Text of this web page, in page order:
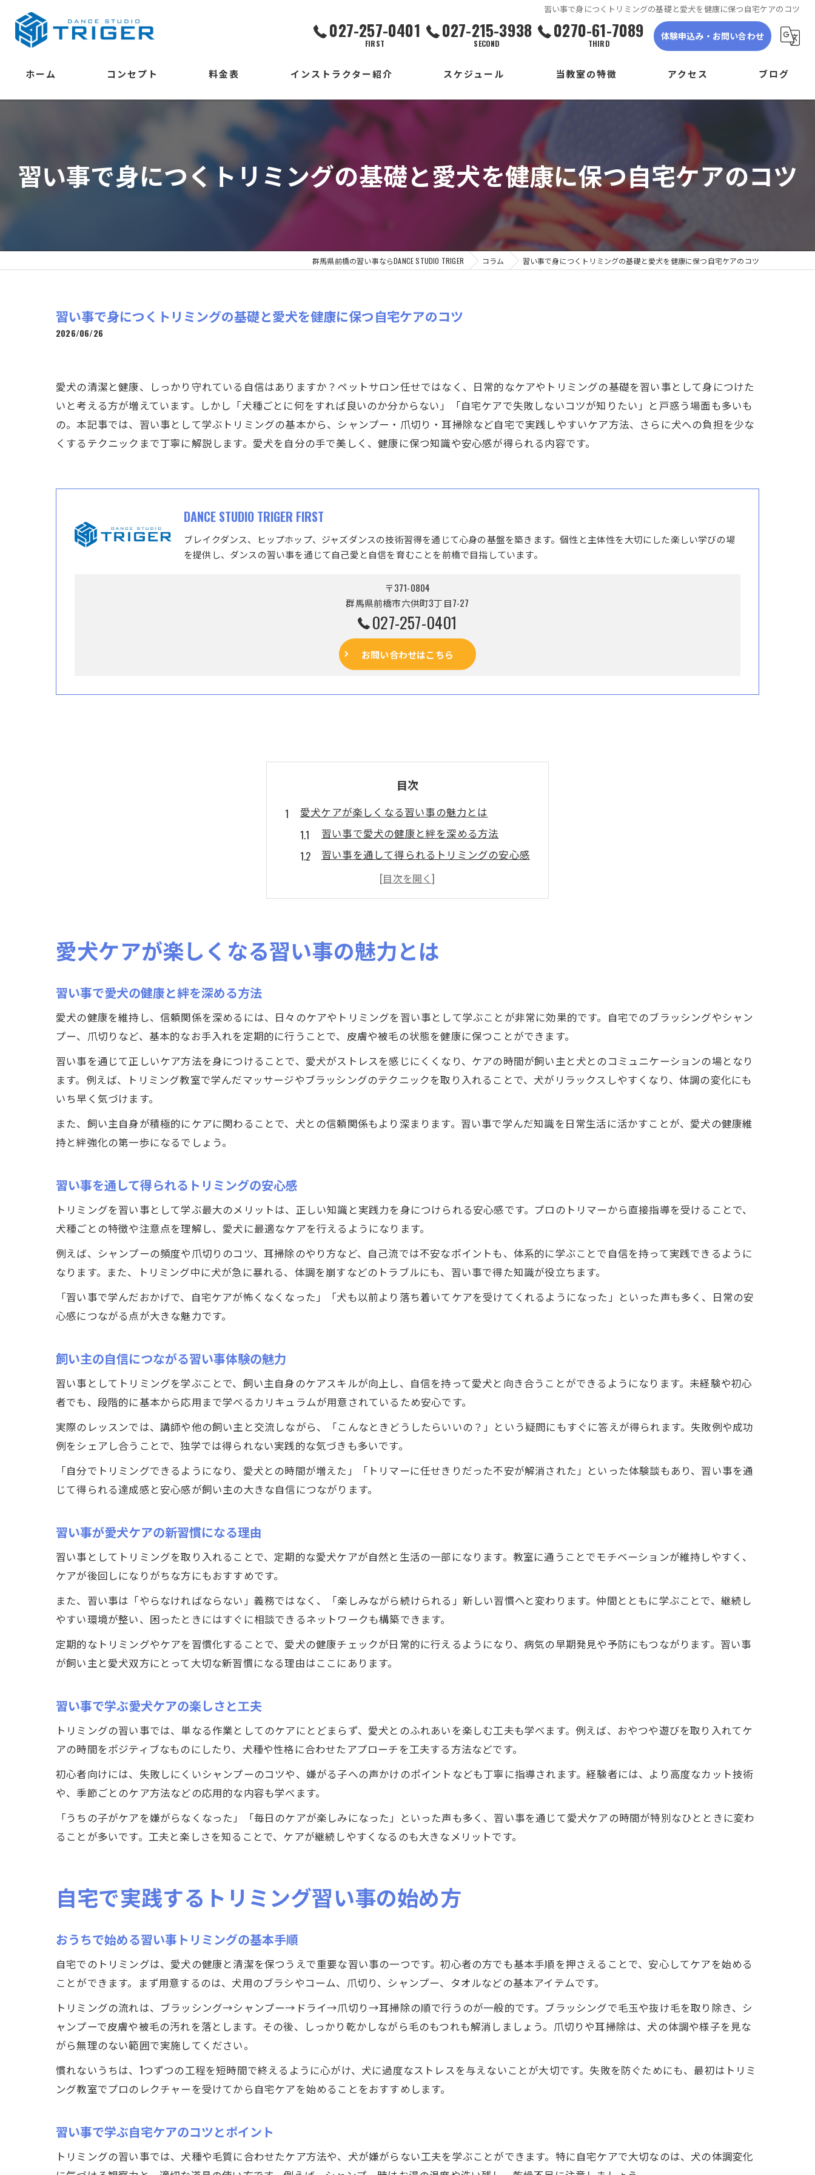
習い事で身につくトリミングの基礎と愛犬を健康に保つ自宅ケアのコツ
027-257-0401
FIRST
027-215-3938
SECOND
0270-61-7089
THIRD
体験申込み・お問い合わせ
ホーム コンセプト 料金表 インストラクター紹介 スケジュール
THIRD校
当教室の特徴
ダンス
子ども
初心者
体験
見学
アクセス
DANCE STUDIO TRIGER SECOND
DANCE STUDIO TRIGER THIRD
ブログ
習い事で身につくトリミングの基礎と愛犬を健康に保つ自宅ケアのコツ
群馬県前橋の習い事ならDANCE STUDIO TRIGER コラム 習い事で身につくトリミングの基礎と愛犬を健康に保つ自宅ケアのコツ
習い事で身につくトリミングの基礎と愛犬を健康に保つ自宅ケアのコツ
2026/06/26
愛犬の清潔と健康、しっかり守れている自信はありますか？ペットサロン任せではなく、日常的なケアやトリミングの基礎を習い事として身につけた
いと考える方が増えています。しかし「犬種ごとに何をすれば良いのか分からない」「自宅ケアで失敗しないコツが知りたい」と戸惑う場面も多いも
の。本記事では、習い事として学ぶトリミングの基本から、シャンプー・爪切り・耳掃除など自宅で実践しやすいケア方法、さらに犬への負担を少な
くするテクニックまで丁寧に解説します。愛犬を自分の手で美しく、健康に保つ知識や安心感が得られる内容です。
DANCE STUDIO TRIGER FIRST
ブレイクダンス、ヒップホップ、ジャズダンスの技術習得を通じて心身の基盤を築きます。個性と主体性を大切にした楽しい学びの場
を提供し、ダンスの習い事を通じて自己愛と自信を育むことを前橋で目指しています。
〒371-0804
群馬県前橋市六供町3丁目7-27
027-257-0401
お問い合わせはこちら
目次
愛犬ケアが楽しくなる習い事の魅力とは
習い事で愛犬の健康と絆を深める方法
習い事を通して得られるトリミングの安心感
飼い主の自信につながる習い事体験の魅力
習い事が愛犬ケアの新習慣になる理由
自宅で実践するトリミング習い事の始め方
おうちで始める習い事トリミングの基本手順
習い事を活用した自宅トリミングの始め方
習い事で身につくケア知識と自宅実践法
犬種に合わせたお手入れ習得なら習い事が安心
犬種ごとに違うトリミング習い事のポイント
習い事で学ぶ犬の種類別お手入れ基礎知識
習い事で学ぶ毎日のトリミング習慣化の秘訣
日常ケアが続く習い事トリミングのポイント
習い事で得られるトリミング基礎力と実践法
自宅ケアに役立つ習い事トリミングのコツ
習い事で身につくトリミング継続の工夫
忙しい方におすすめの習い事トリミング法
習い事で実現する効率的なトリミング学習
習い事なら働きながらも愛犬を美しく保てる
事故を防ぎ愛犬を守る習い事学習のすすめ
習い事で学ぶトリミング事故防止のポイント
安全重視の習い事で愛犬を守る理由とは
愛犬の健康を守る習い事トリミングの習慣
愛犬ケアが楽しくなる習い事の魅力とは
習い事で愛犬の健康と絆を深める方法
愛犬の健康を維持し、信頼関係を深めるには、日々のケアやトリミングを習い事として学ぶことが非常に効果的です。自宅でのブラッシングやシャン
プー、爪切りなど、基本的なお手入れを定期的に行うことで、皮膚や被毛の状態を健康に保つことができます。
習い事を通じて正しいケア方法を身につけることで、愛犬がストレスを感じにくくなり、ケアの時間が飼い主と犬とのコミュニケーションの場となり
ます。例えば、トリミング教室で学んだマッサージやブラッシングのテクニックを取り入れることで、犬がリラックスしやすくなり、体調の変化にも
いち早く気づけます。
また、飼い主自身が積極的にケアに関わることで、犬との信頼関係もより深まります。習い事で学んだ知識を日常生活に活かすことが、愛犬の健康維
持と絆強化の第一歩になるでしょう。
習い事を通して得られるトリミングの安心感
トリミングを習い事として学ぶ最大のメリットは、正しい知識と実践力を身につけられる安心感です。プロのトリマーから直接指導を受けることで、
犬種ごとの特徴や注意点を理解し、愛犬に最適なケアを行えるようになります。
例えば、シャンプーの頻度や爪切りのコツ、耳掃除のやり方など、自己流では不安なポイントも、体系的に学ぶことで自信を持って実践できるように
なります。また、トリミング中に犬が急に暴れる、体調を崩すなどのトラブルにも、習い事で得た知識が役立ちます。
「習い事で学んだおかげで、自宅ケアが怖くなくなった」「犬も以前より落ち着いてケアを受けてくれるようになった」といった声も多く、日常の安
心感につながる点が大きな魅力です。
飼い主の自信につながる習い事体験の魅力
習い事としてトリミングを学ぶことで、飼い主自身のケアスキルが向上し、自信を持って愛犬と向き合うことができるようになります。未経験や初心
者でも、段階的に基本から応用まで学べるカリキュラムが用意されているため安心です。
実際のレッスンでは、講師や他の飼い主と交流しながら、「こんなときどうしたらいいの？」という疑問にもすぐに答えが得られます。失敗例や成功
例をシェアし合うことで、独学では得られない実践的な気づきも多いです。
「自分でトリミングできるようになり、愛犬との時間が増えた」「トリマーに任せきりだった不安が解消された」といった体験談もあり、習い事を通
じて得られる達成感と安心感が飼い主の大きな自信につながります。
習い事が愛犬ケアの新習慣になる理由
習い事としてトリミングを取り入れることで、定期的な愛犬ケアが自然と生活の一部になります。教室に通うことでモチベーションが維持しやすく、
ケアが後回しになりがちな方にもおすすめです。
また、習い事は「やらなければならない」義務ではなく、「楽しみながら続けられる」新しい習慣へと変わります。仲間とともに学ぶことで、継続し
やすい環境が整い、困ったときにはすぐに相談できるネットワークも構築できます。
定期的なトリミングやケアを習慣化することで、愛犬の健康チェックが日常的に行えるようになり、病気の早期発見や予防にもつながります。習い事
が飼い主と愛犬双方にとって大切な新習慣になる理由はここにあります。
習い事で学ぶ愛犬ケアの楽しさと工夫
トリミングの習い事では、単なる作業としてのケアにとどまらず、愛犬とのふれあいを楽しむ工夫も学べます。例えば、おやつや遊びを取り入れてケ
アの時間をポジティブなものにしたり、犬種や性格に合わせたアプローチを工夫する方法などです。
初心者向けには、失敗しにくいシャンプーのコツや、嫌がる子への声かけのポイントなども丁寧に指導されます。経験者には、より高度なカット技術
や、季節ごとのケア方法などの応用的な内容も学べます。
「うちの子がケアを嫌がらなくなった」「毎日のケアが楽しみになった」といった声も多く、習い事を通じて愛犬ケアの時間が特別なひとときに変わ
ることが多いです。工夫と楽しさを知ることで、ケアが継続しやすくなるのも大きなメリットです。
自宅で実践するトリミング習い事の始め方
おうちで始める習い事トリミングの基本手順
自宅でのトリミングは、愛犬の健康と清潔を保つうえで重要な習い事の一つです。初心者の方でも基本手順を押さえることで、安心してケアを始める
ことができます。まず用意するのは、犬用のブラシやコーム、爪切り、シャンプー、タオルなどの基本アイテムです。
トリミングの流れは、ブラッシング→シャンプー→ドライ→爪切り→耳掃除の順で行うのが一般的です。ブラッシングで毛玉や抜け毛を取り除き、シ
ャンプーで皮膚や被毛の汚れを落とします。その後、しっかり乾かしながら毛のもつれも解消しましょう。爪切りや耳掃除は、犬の体調や様子を見な
がら無理のない範囲で実施してください。
慣れないうちは、1つずつの工程を短時間で終えるように心がけ、犬に過度なストレスを与えないことが大切です。失敗を防ぐためにも、最初はトリミ
ング教室でプロのレクチャーを受けてから自宅ケアを始めることをおすすめします。
習い事で学ぶ自宅ケアのコツとポイント
トリミングの習い事では、犬種や毛質に合わせたケア方法や、犬が嫌がらない工夫を学ぶことができます。特に自宅ケアで大切なのは、犬の体調変化
公式ラジオ番組「ダンスのとなり」スタート！ スタ
ジオのこと、先生たちのことなどゆるく配信中
公式ラジオ番組「ダンスのとなり」スタート！ スタ
ジオのこと、先生たちのことなどゆるく配信中